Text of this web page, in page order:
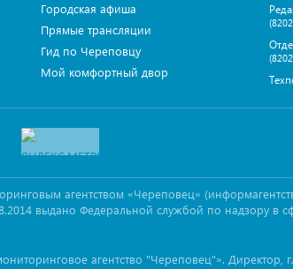
Городская афиша
Прямые трансляции
Гид по Череповцу
Мой комфортный двор
агентством «Череповец»
выдано Федеральной службой по надзору в
агентство "Череповец"». Директор,